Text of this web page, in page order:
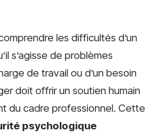
les difficultés d’un
s’agisse de problèmes
de travail ou d’un besoin
doit offrir un soutien humain
du cadre professionnel. Cette
psychologique